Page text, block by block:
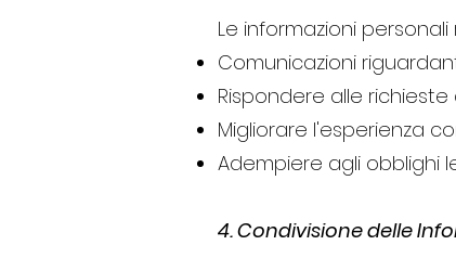
Le informazioni
Comunicazioni
Rispondere alle richieste
Migliorare l'esperienza
Adempiere agli obblighi
4. Condivisione delle